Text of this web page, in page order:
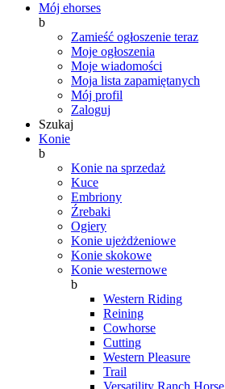
Mój ehorses
b
Zamieść ogłoszenie teraz
Moje ogłoszenia
Moje wiadomości
Moja lista zapamiętanych
Mój profil
Zaloguj
Szukaj
Konie
b
Konie na sprzedaż
Kuce
Embriony
Źrebaki
Ogiery
Konie ujeżdżeniowe
Konie skokowe
Konie westernowe
b
Western Riding
Reining
Cowhorse
Cutting
Western Pleasure
Trail
Versatility Ranch Horse